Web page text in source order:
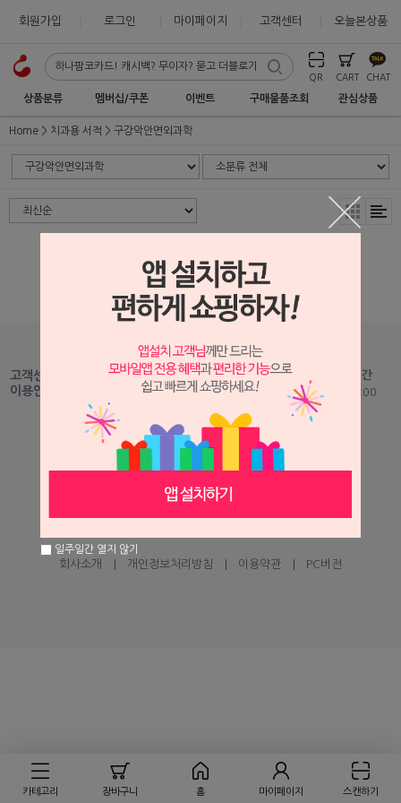
회원가입 로그인 마이페이지 고객센터 오늘본상품
QR CART CHAT
상품분류 멤버십/쿠폰 이벤트 구매물품조회 관심상품
카테고리 장바구니 홈 마이페이지 스캔하기
Home 치과용 서적 구강악안면외과학
상품 준비중 입니다.
고객센터
이용안내
1599-2875
Fax : 051-465-5459
help@seilglobal.co.kr
고객센터 운영시간
평일 09:00 - 18:00
1:1 문의하기 고객센터
㈜세일글로발
회사소개 개인정보처리방침 이용약관 PC버전
일주일간 열지 않기